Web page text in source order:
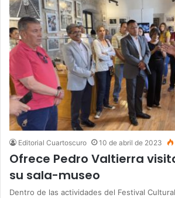
Editorial Cuartoscuro 10 de abril de 2023
Ofrece Pedro Valtierra
su sala-museo
Dentro de las actividades del Festival